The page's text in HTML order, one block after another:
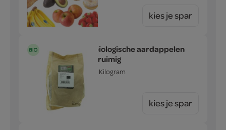
kies je spar
biologische aardappelen
kruimig
1 Kilogram
kies je spar